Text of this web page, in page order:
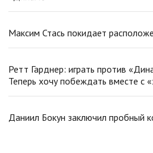
Максим Стась покидает
Ретт Гарднер: играть против
Теперь хочу побеждать вместе с
Даниил Бокун заключил пробный